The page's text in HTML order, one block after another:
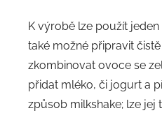
K výrobě lze použít
také možné připravit
zkombinovat ovoce se
přidat mléko, či jogurt a
způsob milkshake; lze jej